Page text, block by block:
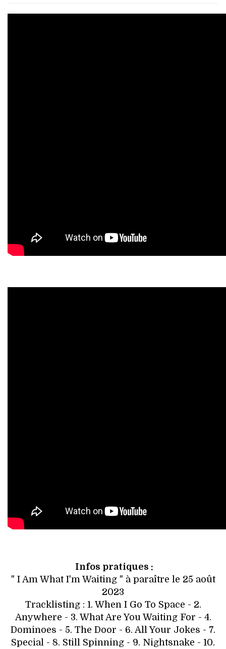
Infos pratiques :
" I Am What I'm Waiting " à paraître le 25 août
2023
Tracklisting : 1. When I Go To Space - 2.
Anywhere - 3. What Are You Waiting For - 4.
Dominoes - 5. The Door - 6. All Your Jokes - 7.
Special - 8. Still Spinning - 9. Nightsnake - 10.